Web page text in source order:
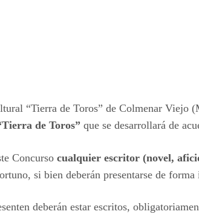
“Tierra de Toros” de Colmenar Viejo
de Toros” que se desarrollará de
Concurso cualquier escritor (novel,
si bien deberán presentarse de
deberán estar escritos,